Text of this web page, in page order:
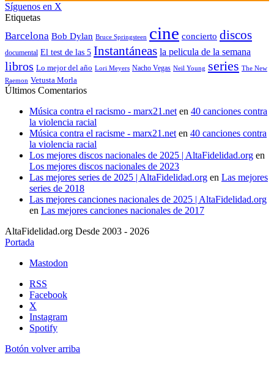
Síguenos en X
Etiquetas
Barcelona Bob Dylan Bruce Springsteen cine concierto discos
documental El test de las 5 Instantáneas la pelicula de la semana
libros Lo mejor del año Lori Meyers Nacho Vegas Neil Young series The New
Raemon Vetusta Morla
Últimos Comentarios
Música contra el racismo - marx21.net en 40 canciones contra
la violencia racial
Música contra el racisme - marx21.net en 40 canciones contra
la violencia racial
Los mejores discos nacionales de 2025 | AltaFidelidad.org en
Los mejores discos nacionales de 2023
Las mejores series de 2025 | AltaFidelidad.org en Las mejores
series de 2018
Las mejores canciones nacionales de 2025 | AltaFidelidad.org
en Las mejores canciones nacionales de 2017
AltaFidelidad.org Desde 2003 - 2026
Portada
Mastodon
RSS
Facebook
X
Instagram
Spotify
Botón volver arriba